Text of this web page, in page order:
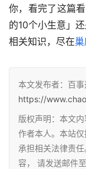
你，看完了这篇
的10个小生意」
相关知识，尽在
本文发布者：百事
https://
版权声明：本文
作者本人。本站
承担相关法律责
容， 请发送邮件